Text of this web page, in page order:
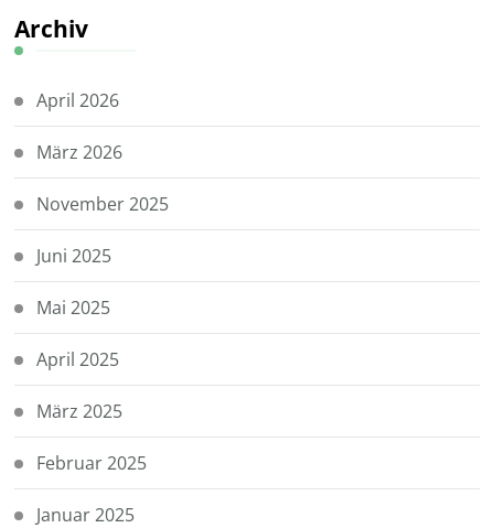
Archiv
April 2026
März 2026
November 2025
Juni 2025
Mai 2025
April 2025
März 2025
Februar 2025
Januar 2025